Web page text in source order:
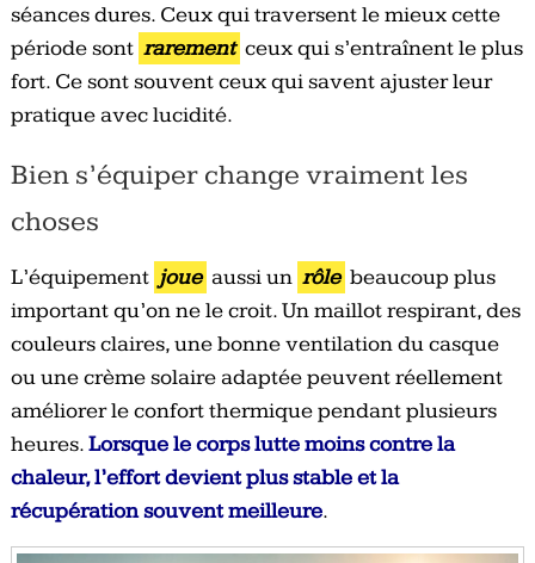
séances dures. Ceux qui traversent le mieux cette
période sont rarement ceux qui s’entraînent le plus
fort. Ce sont souvent ceux qui savent ajuster leur
pratique avec lucidité.
Bien s’équiper change vraiment les
choses
L’équipement joue aussi un rôle beaucoup plus
important qu’on ne le croit. Un maillot respirant, des
couleurs claires, une bonne ventilation du casque
ou une crème solaire adaptée peuvent réellement
améliorer le confort thermique pendant plusieurs
heures.Lorsque le corps lutte moins contre la
chaleur, l’effort devient plus stable et la
récupération souvent meilleure.